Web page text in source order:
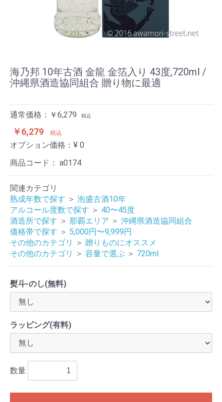
海乃邦 10年古酒 金龍 金箔入り 43度,720ml /
沖縄県酒造協同組合 贈り物に最適
通常価格：￥6,279 税込
￥6,279 税込
オプション価格：¥ 0
商品コード： a0174
関連カテゴリ
熟成年数で探す ＞ 泡盛古酒10年
アルコール度数で探す ＞ 40〜45度
酒造所で探す ＞ 那覇エリア ＞ 沖縄県酒造協同組合
価格帯で探す ＞ 5,000円〜9,999円
その他のカテゴリ
＞ 贈りものにオススメ
その他のカテゴリ
＞ 容量で選ぶ ＞ 720ml
熨斗-のし(無料)
ラッピング(有料)
数量